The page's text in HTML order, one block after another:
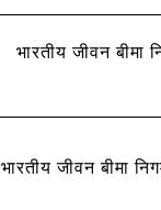
भारतीय जीवन
भारतीय जीवन बीमा